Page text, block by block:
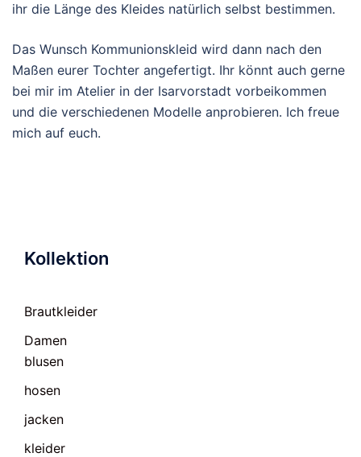
ihr die Länge des Kleides natürlich selbst bestimmen.
Das Wunsch Kommunionskleid wird dann nach den
Maßen eurer Tochter angefertigt. Ihr könnt auch gerne
bei mir im Atelier in der Isarvorstadt vorbeikommen
und die verschiedenen Modelle anprobieren. Ich freue
mich auf euch.
Kollektion
Brautkleider
Damen
blusen
hosen
jacken
kleider